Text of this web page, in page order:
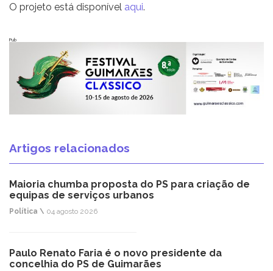
O projeto está disponível aqui.
Pub
Artigos relacionados
Maioria chumba proposta do PS para criação de
equipas de serviços urbanos
Política \ 04 agosto 2026
Paulo Renato Faria é o novo presidente da
concelhia do PS de Guimarães